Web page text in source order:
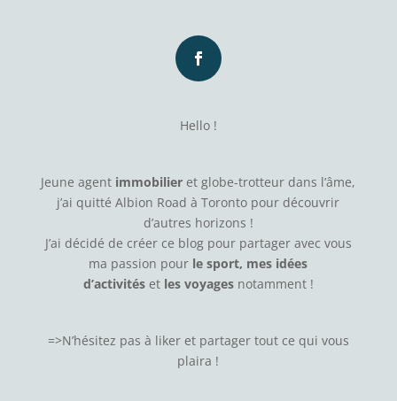
Hello !
Jeune agent immobilier et globe-trotteur dans l’âme,
j’ai quitté Albion Road à Toronto pour découvrir
d’autres horizons !
J’ai décidé de créer ce blog pour partager avec vous
ma passion pour le sport, mes idées
d’activitéset les voyagesnotamment !
=>N’hésitez pas à likeret partager tout ce qui vous
plaira !